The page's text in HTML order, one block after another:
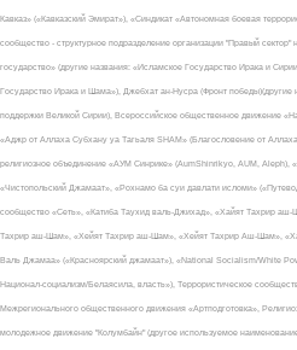
Кавказ» («Кавказский Эмират»), «Синдикат «Автономная боевая
сообщество - структурное подразделение организации "Правый
государство» (другие названия: «Исламское Государство Ирака и
Государство Ирака и Шама»), Джебхат ан-Нусра (Фронт
поддержки Великой Сирии), Всероссийское общественное движение
«Аджр от Аллаха Субхану уа Тагьаля SHAM» (Благословение от
религиозное объединение «АУМ Синрике» (AumShinrikyo, AUM,
«Чистопольский Джамаат», «Рохнамо ба суи давлати исломи»
сообщество «Сеть», «Катиба Таухид валь-Джихад», «Хайят Тахрир
Тахрир аш-Шам», «Хейят Тахрир аш-Шам», «Хейят Тахрир Аш-Шам»,
Валь Джамаа» («Красноярский джамаат»), «National Socialism/White
Национал-социализм/Белаясила, власть»), Террористическое
Межрегионального общественного движения «Артподготовка»,
молодежное движение "Колумбайн" (другое используемое